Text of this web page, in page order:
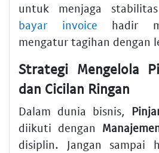
untuk menjaga
bayar invoice hadir
mengatur tagihan dengan
Strategi Mengelola
dan Cicilan Ringan
Dalam dunia bisnis,
diikuti dengan
disiplin. Jangan sampai